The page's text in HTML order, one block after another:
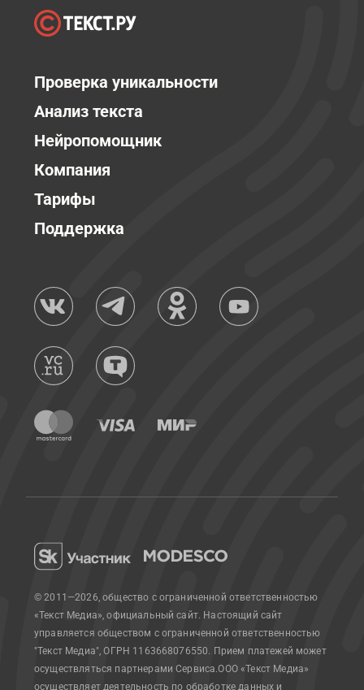
Проверка уникальности
Анализ текста
Нейропомощник
Компания
Тарифы
Поддержка
© 2011—2026, общество с ограниченной ответственностью
«Текст Медиа», официальный сайт. Настоящий сайт
управляется обществом с ограниченной ответственностью
"Текст Медиа", ОГРН 1163668076550. Прием платежей может
осуществляться партнерами Сервиса.ООО «Текст Медиа»
осуществляет деятельность по обработке данных и